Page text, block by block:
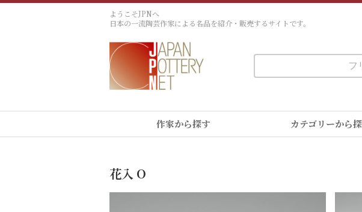
ようこそJPNへ
日本の一流陶芸作家による名品を紹介・販売するサイトです。
作家から探す カテゴリーから
花入 O